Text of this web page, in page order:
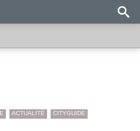
ACTUALITÉ CITYGUIDE